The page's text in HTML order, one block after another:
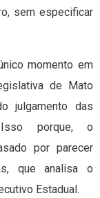
sem especificar
momento em
de Mato
julgamento das
porque, o
por parecer
que analisa o
Estadual.